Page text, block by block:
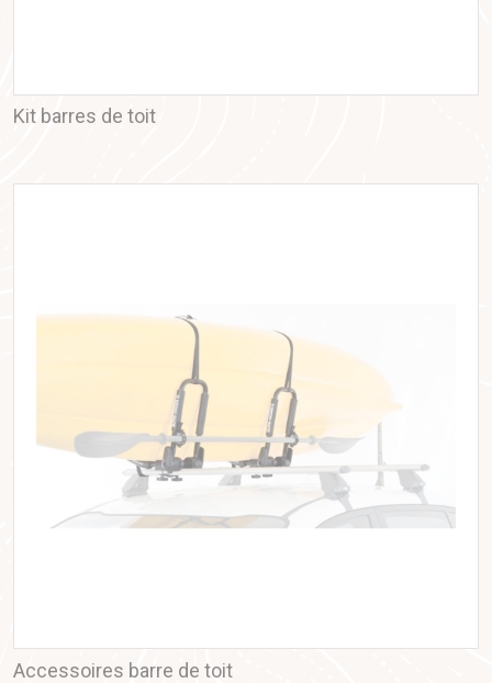
Kit barres de toit
Accessoires barre de toit